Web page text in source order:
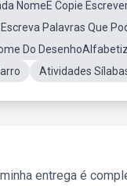
NomeE Copie
Escreva Palavras Que
Do
Atividades
entrega é